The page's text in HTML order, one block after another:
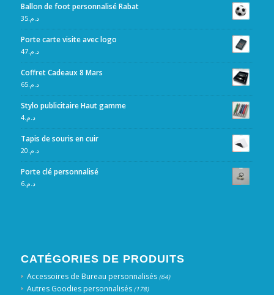
Ballon de foot personnalisé Rabat
د.م.35
Porte carte visite avec logo
د.م.47
Coffret Cadeaux 8 Mars
د.م.65
Stylo publicitaire Haut gamme
د.م.4
Tapis de souris en cuir
د.م.20
Porte clé personnalisé
د.م.6
CATÉGORIES DE PRODUITS
Accessoires de Bureau personnalisés (64)
Autres Goodies personnalisés (178)